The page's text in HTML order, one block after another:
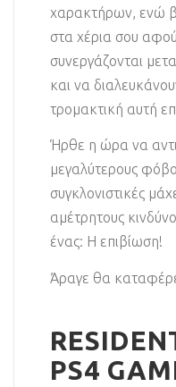
χαρακτήρων, ενώ
στα χέρια σου
συνεργάζονται
και να
τρομακτική αυτή
Ήρθε η ώρα να
μεγαλύτερους
συγκλονιστικές
αμέτρητους
ένας: Η επιβίωση!
Άραγε θα
PS4